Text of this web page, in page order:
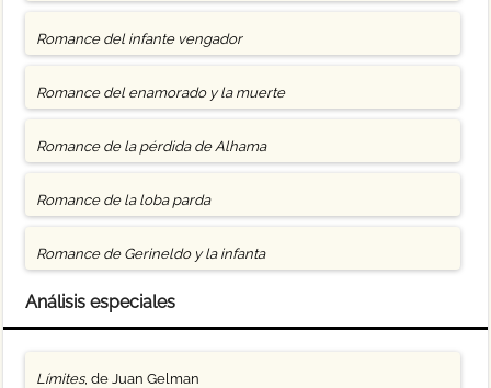
Romance del infante vengador
Romance del enamorado y la muerte
Romance de la pérdida de Alhama
Romance de la loba parda
Romance de Gerineldo y la infanta
Análisis especiales
Límites, de Juan Gelman